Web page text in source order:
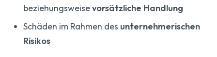
beziehungsweisevorsätzliche Handlung
Schäden im Rahmen des unternehmerischen
Risikos